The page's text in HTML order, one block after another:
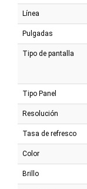
Línea
Pulgadas
Tipo de pantalla
Tipo Panel
Resolución
Tasa de refresco
Color
Brillo